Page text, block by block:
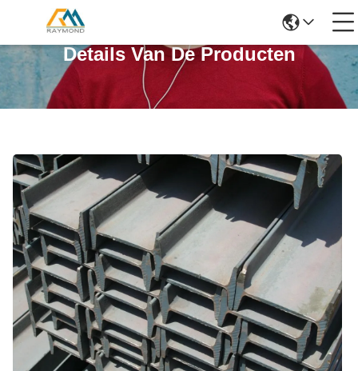
Details Van De Producten